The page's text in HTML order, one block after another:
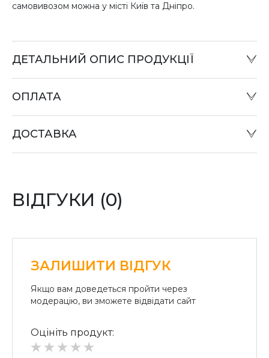
самовивозом можна у місті Київ та Дніпро.
ДЕТАЛЬНИЙ ОПИС ПРОДУКЦІЇ
відправці «Податком» у відділенні «Нова пошта».
Безготівковий розрахунок для юридичних осіб:
Безготівкова плата на розрахунковий рахунок.
ОПЛАТА
ДОСТАВКА
ВІДГУКИ (0)
ЗАЛИШИТИ ВІДГУК
Якщо вам доведеться пройти через
модерацію, ви зможете відвідати сайт
Оцініть продукт: